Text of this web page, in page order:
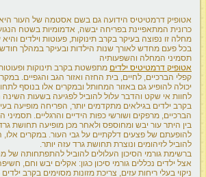
אטופיק דרמטיטיס הידועה גם בשם אסטמה של העור
כרונית המתאפיינת בפריחה יבשה, אדמומיות בשטח
מחלה זו נפוצה בעיקר בקרב תינוקות, פעוטות וילדים
בכל פעם מחדש לאורך שנות הילדות ובעיקר במהלך
תסמיני המחלה והשפעותיה
אטופיק דרמטיטיס ילדים מתפשטת בקרב תינוקות ופעוטות
קפלי הברכיים, לחיים, בית החזה ואזור הגב והגפיים.
יכולה להופיע גם באזור המחותל ובמקרים אלו בנוסף
לחוות אי שקט והדבר עלול להוביל לפגיעה בשעות השינה
בקרב ילדים בגילאים מתקדמים יותר, הפריחה מופיעה
הברכיים, מרפקים ושורשי כפות הידיים והרגליים.
בין היתר עור יבש ומחוספס ולאחר מכן מופיעה תחושת
להופעתם של פצעים דלקתיים על גבי העור. במקרים אלו,
להוביל לזיהומים ונוצרת תחושת גרד עזה יותר.
ברשימת גורמי הסיכון העלולים להוביל להתפתחותה של
אצל ילדים נכללים גורמי סיכון כגון: אקלים יבש וחם,
ניקוי בעלי ריחות עזים, צריכת מזונות מסוימים בקרב ילדים